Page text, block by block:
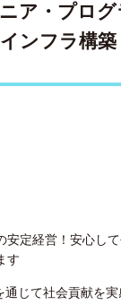
ア・プログ
ンフラ構築
定経営！安心し
す
じて社会貢献を実